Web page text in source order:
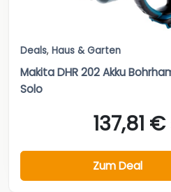
Deals, Haus & Garten
Makita DHR 202 Akku
Solo
137,81 €
Zum Deal